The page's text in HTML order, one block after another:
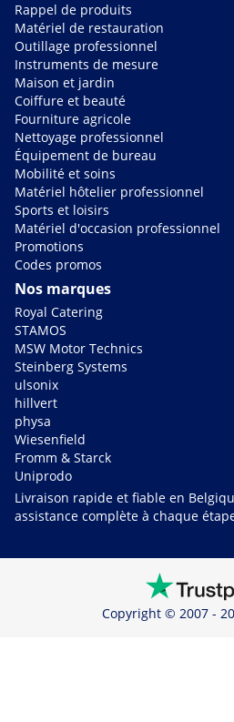
Rappel de produits
Matériel de restauration
Outillage professionnel
Instruments de mesure
Maison et jardin
Coiffure et beauté
Fourniture agricole
Nettoyage professionnel
Équipement de bureau
Mobilité et soins
Matériel hôtelier professionnel
Sports et loisirs
Matériel d'occasion professionnel
Promotions
Codes promos
Nos marques
Royal Catering
STAMOS
MSW Motor Technics
Steinberg Systems
ulsonix
hillvert
physa
Wiesenfield
Fromm & Starck
Uniprodo
Livraison rapide et fiable en
assistance complète à chaque
Copyright © 2007 -